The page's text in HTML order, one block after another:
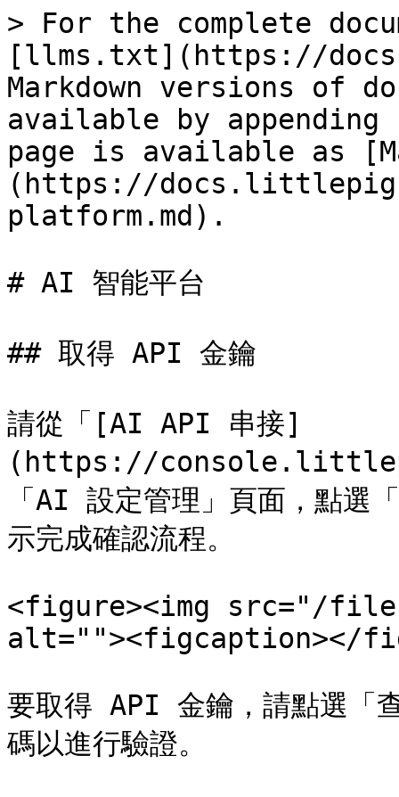
> For the complete
[llms.txt](https://
Markdown versions of
available by
page is available as
(https://
platform.md).
# AI 智能平台
## 取得 API 金鑰
請從「[AI API 串接]
(https://
「AI 設定管理」頁面，點選
示完成確認流程。
<figure><img src="/
alt=""><figcaption></
要取得 API 金鑰，請點選「
碼以進行驗證。